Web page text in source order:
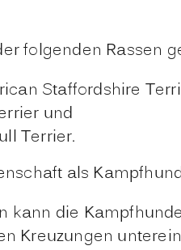
folgenden Rassen
Staffordshire
und
Terrier.
als
kann die
Kreuzungen